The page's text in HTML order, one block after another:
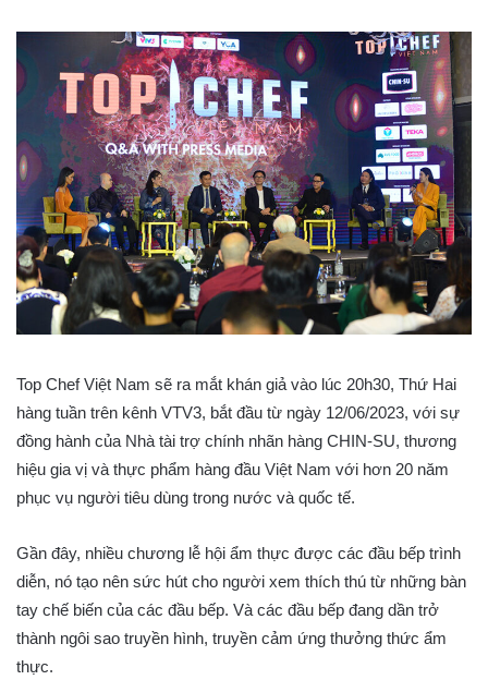
Top Chef Việt Nam sẽ ra mắt khán giả vào lúc 20h30, Thứ Hai
hàng tuần trên kênh VTV3, bắt đầu từ ngày 12/06/2023, với sự
đồng hành của Nhà tài trợ chính nhãn hàng CHIN-SU, thương
hiệu gia vị và thực phẩm hàng đầu Việt Nam với hơn 20 năm
phục vụ người tiêu dùng trong nước và quốc tế.
Gần đây, nhiều chương lễ hội ẩm thực được các đầu bếp trình
diễn, nó tạo nên sức hút cho người xem thích thú từ những bàn
tay chế biến của các đầu bếp. Và các đầu bếp đang dần trở
thành ngôi sao truyền hình, truyền cảm ứng thưởng thức ẩm
thực.